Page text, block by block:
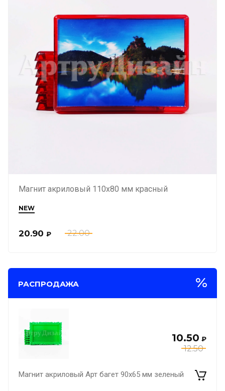
Магнит акриловый 110х80 мм красный
NEW
22.00
20.90 ₽
РАСПРОДАЖА
12.50
10.50 ₽
Магнит акриловый Арт багет 90х65 мм зеленый